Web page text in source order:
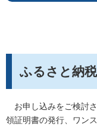
ふるさと納
お申し込みをご検討
領証明書の発行、ワン